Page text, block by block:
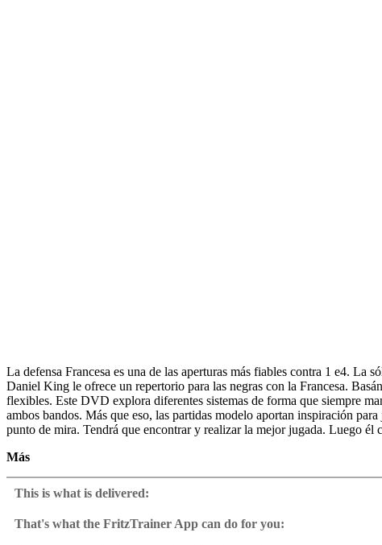
La defensa Francesa es una de las aperturas más fiables contra 1 e4. La
Daniel King le ofrece un repertorio para las negras con la Francesa.
flexibles. Este DVD explora diferentes sistemas de forma que siempre
ambos bandos. Más que eso, las partidas modelo aportan inspiración
punto de mira. Tendrá que encontrar y realizar la mejor jugada. Luego él
• Partidas modelo con estrategia típica de mediojuego
• Metraje de vídeo: 4 horas 43 minutos
Más
This is what is delivered:
Fritztrainer App for Windows
That's what the FritzTrainer App can do for you: